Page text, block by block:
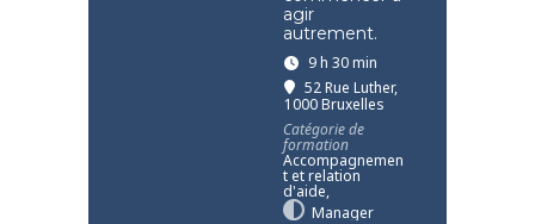
agir
autrement.
9 h 30 min
52 Rue Luther,
1000 Bruxelles
Catégorie de
formation
Accompagnemen
t et relation
d'aide,
Manager